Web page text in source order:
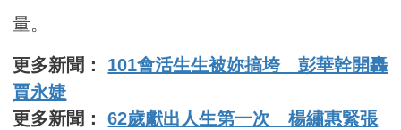
量。
更多新聞： 101會活生生被妳搞垮 彭華幹開轟
賈永婕
更多新聞：62歲獻出人生第一次 楊繡惠緊張